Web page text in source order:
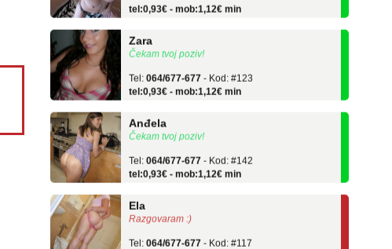
Čekam tvoj poziv!
064/677-677
tel:0,93€ - mob:1,12€ min
Čekam tvoj poziv!
064/677-677
tel:0,93€ - mob:1,12€ min
Razgovaram :)
064/677-677
tel:0,93€ - mob:1,12€ min